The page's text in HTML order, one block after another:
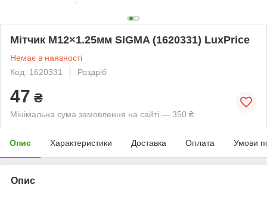
Мітчик М12×1.25мм SIGMA (1620331) LuxPrice
Немає в наявності
Код: 1620331
Роздріб
47 ₴
Мінімальна сума замовлення на сайті — 350 ₴
Опис Характеристики Доставка Оплата Умови
Опис